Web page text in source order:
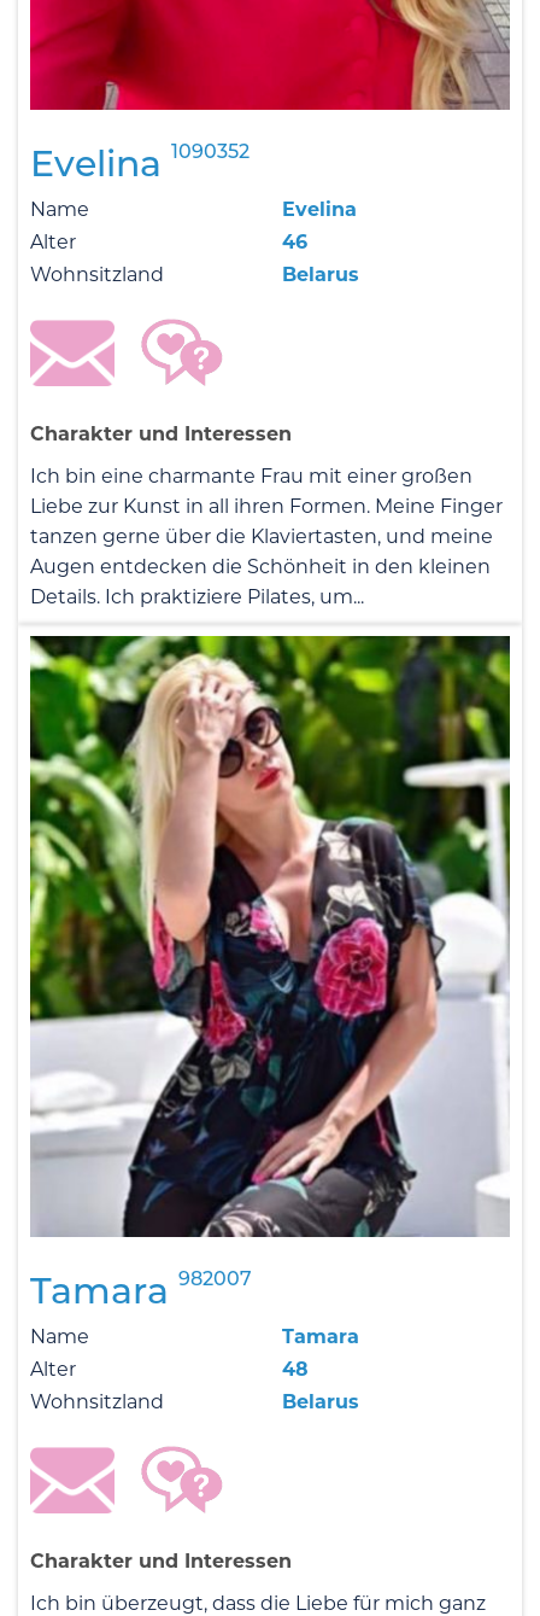
Evelina 1090352
Name
Evelina
Alter
46
Wohnsitzland
Belarus
Charakter und Interessen
Ich bin eine charmante Frau mit einer großen
Liebe zur Kunst in all ihren Formen. Meine Finger
tanzen gerne über die Klaviertasten, und meine
Augen entdecken die Schönheit in den kleinen
Details. Ich praktiziere Pilates, um...
Tamara 982007
Name
Tamara
Alter
48
Wohnsitzland
Belarus
Charakter und Interessen
Ich bin überzeugt, dass die Liebe für mich ganz